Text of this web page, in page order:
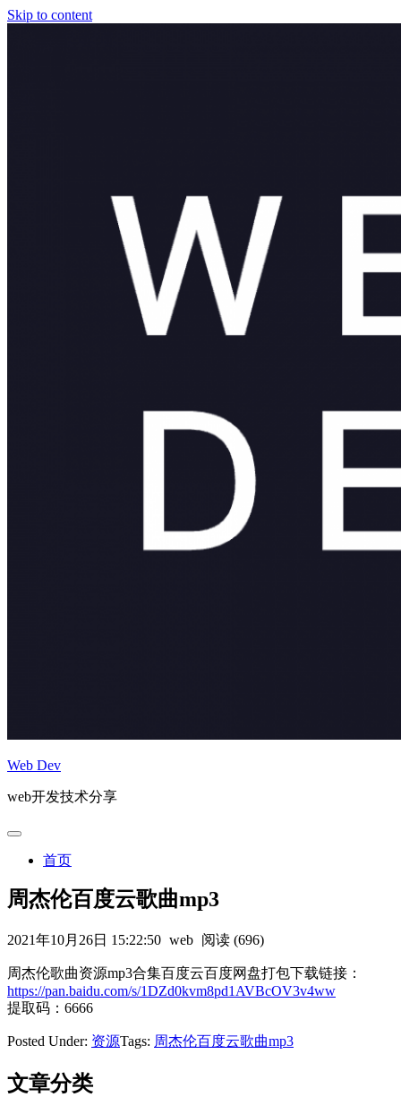
Skip to content
Web Dev
web开发技术分享
首页
周杰伦百度云歌曲mp3
2021年10月26日 15:22:50 web 阅读 (696)
周杰伦歌曲资源mp3合集百度云百度网盘打包下载链接：
https://pan.baidu.com/s/1DZd0kvm8pd1AVBcOV3v4ww
提取码：6666
Posted Under: 资源Tags: 周杰伦百度云歌曲mp3
文章分类